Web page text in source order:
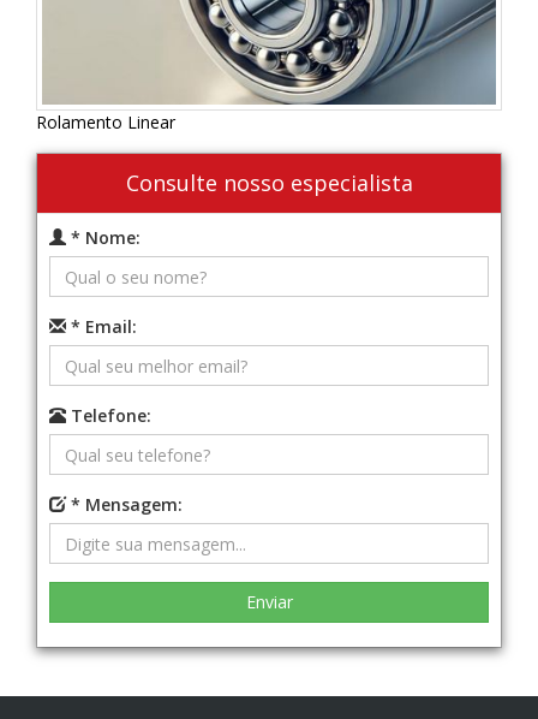
Rolamento Linear
Consulte nosso especialista
* Nome:
* Email:
Telefone:
* Mensagem: